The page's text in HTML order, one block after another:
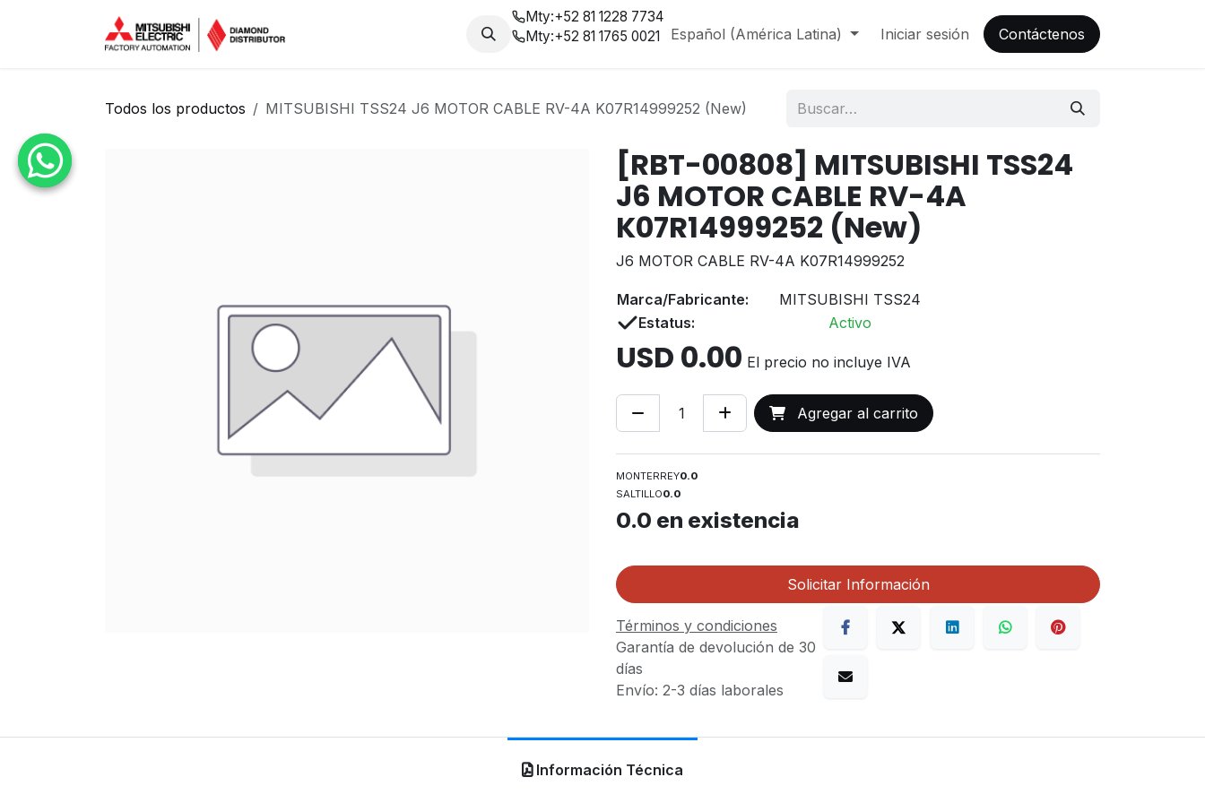
Nosotros Blog
Mty:+52 81 1228 7734
Mty:+52 81 1765 0021 Español (América Latina) Iniciar sesión Contáctenos
Todos los productos MITSUBISHI TSS24 J6 MOTOR CABLE RV-4A K07R14999252 (New)
[RBT-00808] MITSUBISHI TSS24
J6 MOTOR CABLE RV-4A
K07R14999252 (New)
J6 MOTOR CABLE RV-4A K07R14999252
Marca/Fabricante:
MITSUBISHI TSS24
Estatus:
Activo
USD 0.00 El precio no incluye IVA
Agregar al carrito
MONTERREY0.0
SALTILLO0.0
0.0 en existencia
Solicitar Información
Términos y condiciones
Garantía de devolución de 30
días
Envío: 2-3 días laborales
Información Técnica